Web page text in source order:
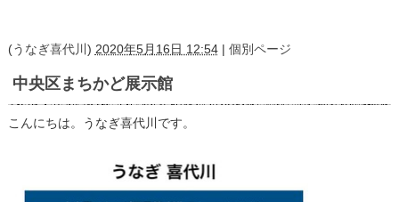
(うなぎ喜代川 ) 2020年5月16日 12:54| 個別ページ
中央区まちかど展示館
こんにちは。うなぎ喜代川です。